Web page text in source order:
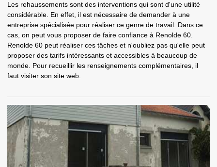
Les rehaussements sont des interventions qui sont d'une utilité
considérable. En effet, il est nécessaire de demander à une
entreprise spécialisée pour réaliser ce genre de travail. Dans ce
cas, on peut vous proposer de faire confiance à Renolde 60.
Renolde 60 peut réaliser ces tâches et n'oubliez pas qu'elle peut
proposer des tarifs intéressants et accessibles à beaucoup de
monde. Pour recueillir les renseignements complémentaires, il
faut visiter son site web.